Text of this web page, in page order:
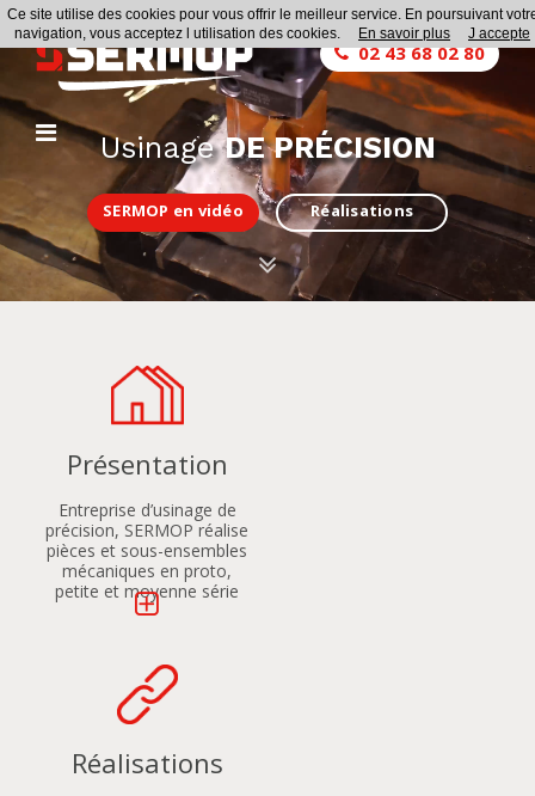
02 43 68 02 80
UsinageDE PRÉCISION
SERMOP en vidéo Réalisations
Présentation
Entreprise d’usinage de
précision, SERMOP réalise
pièces et sous-ensembles
mécaniques en proto,
petite et moyenne série
Réalisations
Ce site utilise des cookies pour vous offrir le meilleur service. En poursuivant
navigation, vous acceptez l utilisation des cookies.
En savoir plus J accepte